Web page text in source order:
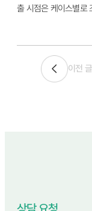
출 시점은 케이스별로
이전 글